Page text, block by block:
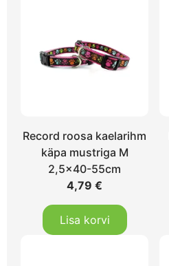
Record roosa kaelarihm
käpa mustriga M
2,5×40-55cm
4,79€
Lisa korvi